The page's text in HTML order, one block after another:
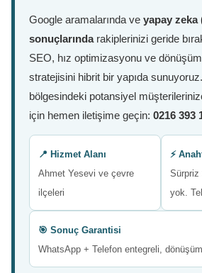
Google aramalarında ve yapay zeka
sonuçlarındarakiplerinizi geride
SEO, hız optimizasyonu ve
stratejisini hibrit bir yapıda
bölgesindeki potansiyel
için hemen iletişime geçin: 0216 393
📍 Hizmet Alanı
Ahmet Yesevi ve çevre
ilçeleri
⚡
Sürpriz
yok.
🎯 Sonuç Garantisi
WhatsApp + Telefon entegreli,